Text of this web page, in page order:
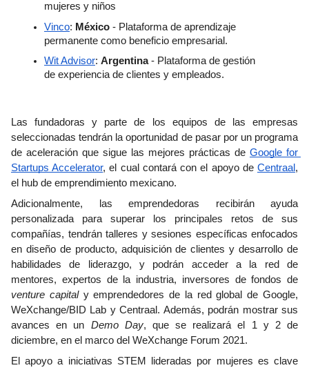
mujeres y niños
Vinco: México - Plataforma de aprendizaje
permanente como beneficio empresarial.
Wit Advisor: Argentina - Plataforma de gestión
de experiencia de clientes y empleados.
Las fundadoras y parte de los equipos de las empresas
seleccionadas tendrán la oportunidad de pasar por un programa
de aceleración que sigue las mejores prácticas de Google for
Startups Accelerator, el cual contará con el apoyo de Centraal ,
el hub de emprendimiento mexicano.
Adicionalmente, las emprendedoras recibirán ayuda
personalizada para superar los principales retos de sus
compañías, tendrán talleres y sesiones específicas enfocados
en diseño de producto, adquisición de clientes y desarrollo de
habilidades de liderazgo, y podrán acceder a la red de
venture capital y emprendedores de la red global de Google,
WeXchange/BID Lab y Centraal. Además, podrán mostrar sus
avances en un Demo Day, que se realizará el 1 y 2 de
diciembre, en el marco del WeXchange Forum 2021.
El apoyo a iniciativas STEM lideradas por mujeres es clave